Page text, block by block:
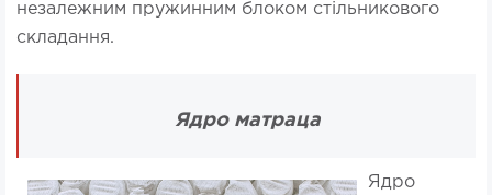
незалежним пружинним блоком стільникового
складання.
Ядро матраца
Ядро